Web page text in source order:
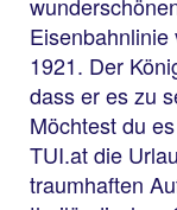
1921. Der
dass er es zu
Möchtest du
TUI.at die
traumhaften